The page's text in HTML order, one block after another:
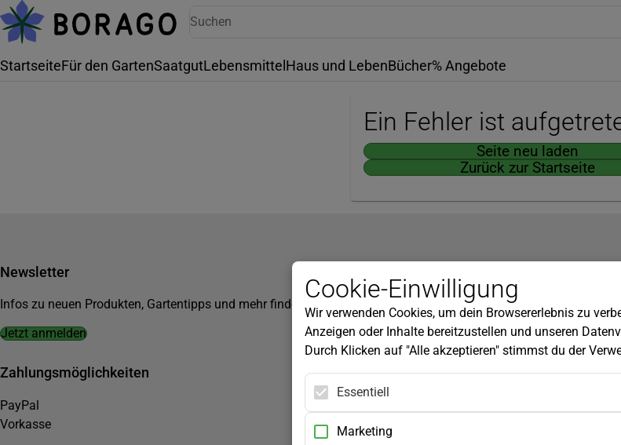
StartseiteFür den GartenSaatgutLebensmittel Haus und LebenBücher% Angebote
Ein Fehler ist
Seite neu laden
Zurück zur Startseite
Newsletter
Infos zu neuen Produkten, Gartentipps und mehr findest du in unserem Newsletter!
Jetzt anmelden
Kundenservice
Versandkosten
Zahlungsmöglichkeiten
PayPal
Vorkasse
Borago ist
Cookie-Einwilligung
Wir verwenden Cookies, um dein Browsererlebnis zu
Anzeigen oder Inhalte bereitzustellen und unseren
Durch Klicken auf "Alle akzeptieren" stimmst du der
Essentiell
Marketing